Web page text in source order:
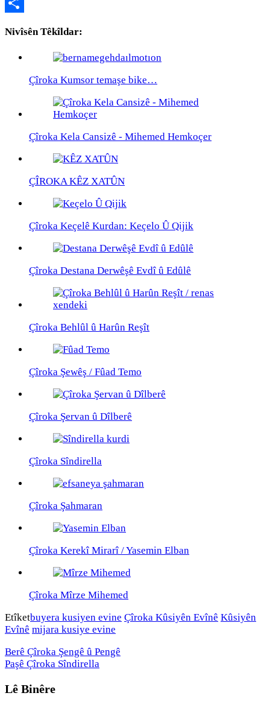
Copy
Nivîsên Têkîldar:
Çîroka Kumsor temaşe bike…
Çîroka Kela Cansizê - Mihemed Hemkoçer
ÇÎROKA KÊZ XATÛN
Çîroka Keçelê Kurdan: Keçelo Û Qijik
Çîroka Destana Derwêşê Evdî û Edûlê
Çîroka Behlûl û Harûn Reşît
Çîroka Şewêş / Fûad Temo
Çîroka Şervan û Dîlberê
Çîroka Sîndirella
Çîroka Şahmaran
Çîroka Kerekî Mirarî / Yasemin Elban
Çîroka Mîrze Mihemed
Etîketbuyera kusiyen evine Çîroka Kûsiyên Evînê Kûsiyên
Evînê mijara kusiye evine
Berê Çîroka Şengê û Pengê
Paşê Çîroka Sîndirella
Lê Binêre